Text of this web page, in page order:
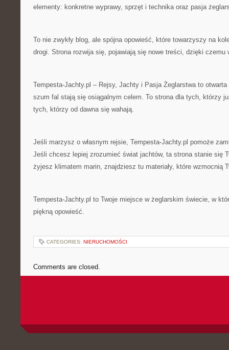
elementy: konkretne wyprawy, sprzęt i technika oraz pasja
To nie zwykły blog, ale spójna opowieść, które towarzyszy na
drogi. Strona rozwija się, pojawiają się nowe treści, dzięki czemu
Tempesta-Jachty.pl – Rejsy, Jachty i Pasja Żeglarstwa to
szum fal stają się osiągalnym celem. To strona dla tych, którzy
tych, którzy od dawna się wahają.
Jeśli marzysz o własnym rejsie, Tempesta-Jachty.pl pomoże
Jeśli chcesz lepiej zrozumieć świat jachtów, ta strona stanie się
żyjesz klimatem marin, znajdziesz tu materiały, które wzmocnią
Tempesta-Jachty.pl to Twoje miejsce w żeglarskim świecie, w
piękną opowieść.
CATEGORIES: NIERUCHOMOŚCI
Comments are closed.